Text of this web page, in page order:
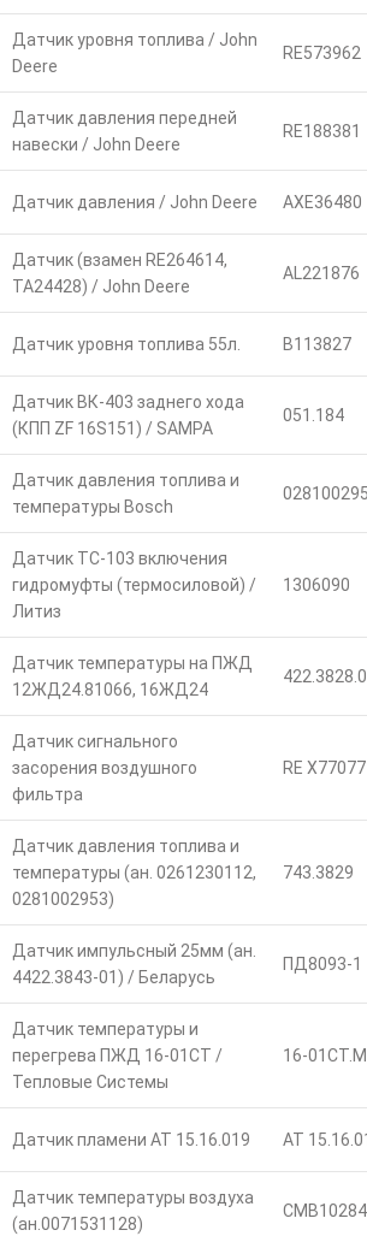
Датчик уровня топлива / John
Deere
RE573962
Датчик давления передней
навески / John Deere
RE188381
Датчик давления / John Deere AXE36480
Датчик (взамен RE264614,
TA24428) / John Deere
AL221876
Датчик уровня топлива 55л. В113827
Датчик ВК-403 заднего хода
(КПП ZF 16S151) / SAMPA
051.184
Датчик давления топлива и
температуры Bosch
Датчик ТС-103 включения
гидромуфты (термосиловой) /
Литиз
1306090
Датчик температуры на ПЖД
12ЖД24.81066, 16ЖД24
Датчик сигнального
засорения воздушного
фильтра
RE
Датчик давления топлива и
температуры (ан. 0261230112,
0281002953)
743.3829
Датчик импульсный 25мм (ан.
4422.3843-01) / Беларусь
ПД8093-1
Датчик температуры и
перегрева ПЖД 16-01СТ /
Тепловые Системы
16-
Датчик пламени АТ 15.16.019 АТ
Датчик температуры воздуха
(ан.0071531128)